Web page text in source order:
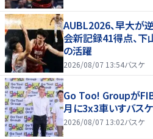
AUBL2026、早大が
会新記録41得点、
の活躍
2026/08/07 13:54バスケ
Go Too! Groupが
月に3x3車いすバス
2026/08/07 13:02バスケ